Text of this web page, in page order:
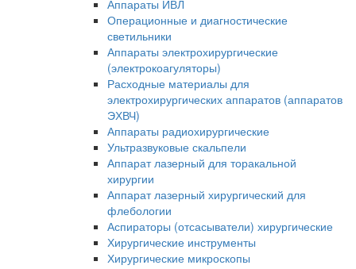
Аппараты ИВЛ
Операционные и диагностические
светильники
Аппараты электрохирургические
(электрокоагуляторы)
Расходные материалы для
электрохирургических аппаратов (аппаратов
ЭХВЧ)
Аппараты радиохирургические
Ультразвуковые скальпели
Аппарат лазерный для торакальной
хирургии
Аппарат лазерный хирургический для
флебологии
Аспираторы (отсасыватели) хирургические
Хирургические инструменты
Хирургические микроскопы